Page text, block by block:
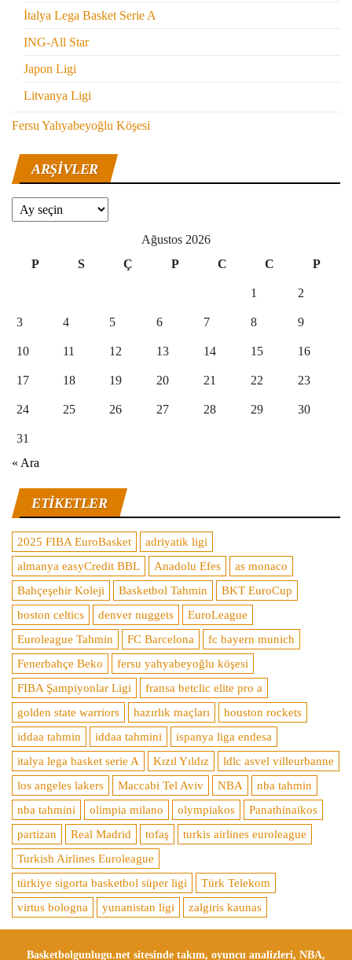
İtalya Lega Basket Serie A
ING-All Star
Japon Ligi
Litvanya Ligi
Fersu Yahyabeyoğlu Köşesi
ARŞIVLER
Arşivler
Ağustos 2026
P
S Ç P C C P
1 2
3 4 5 6 7 8 9
10 11 12 13 14 15 16
17 18 19 20 21 22 23
24 25 26 27 28 29 30
31
« Ara
ETIKETLER
2025 FIBA EuroBasket
adriyatik ligi
almanya easyCredit BBL
Anadolu Efes
as monaco
Bahçeşehir Koleji
Basketbol Tahmin
BKT EuroCup
boston celtics
denver nuggets
EuroLeague
Euroleague Tahmin
FC Barcelona
fc bayern munich
Fenerbahçe Beko
fersu yahyabeyoğlu köşesi
FIBA Şampiyonlar Ligi
fransa betclic elite pro a
golden state warriors
hazırlık maçları
houston rockets
iddaa tahmin
iddaa tahmini
ispanya liga endesa
italya lega basket serie A
Kızıl Yıldız
ldlc asvel villeurbanne
los angeles lakers
Maccabi Tel Aviv NBA
nba tahmin
nba tahmini
olimpia milano olympiakos
Panathinaikos
partizan
Real Madrid tofaş
turkis airlines euroleague
Turkish Airlines Euroleague
türkiye sigorta basketbol süper ligi
Türk Telekom
virtus bologna
yunanistan ligi zalgiris kaunas
Basketbolgunlugu.net sitesinde takım, oyuncu analizleri, NBA,